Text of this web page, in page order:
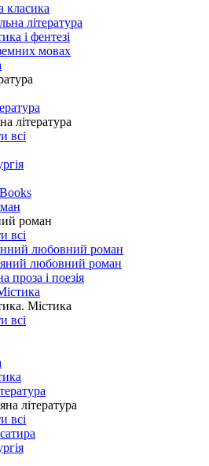
класика
література
і фентезі
мовах
література
всі
роман
всі
любовний роман
любовний роман
проза і поезія
Містика
всі
література
всі